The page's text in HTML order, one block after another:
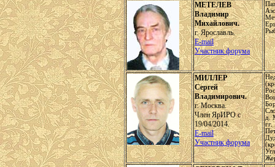
МЕТЕЛЕВ
Владимир
Михайлович.
г. Ярославль.
E-mail
Участник форума
МИЛЛЕР
Сергей
Владимирович.
г. Москва.
Член ЯрИРО с
19/04/2014.
E-mail
Участник форума
д.